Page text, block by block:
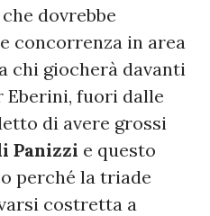
dovrebbe
concorrenza in area
chi giocherà davanti
Eberini, fuori dalle
di avere grossi
Panizzi e questo
perché la triade
costretta a